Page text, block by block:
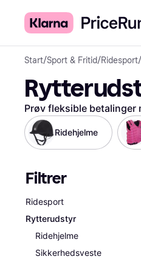
Start/Sport & Fritid/Ridesport/
Prøv fleksible betalinger
Ridehjelme
Filtrer
Ridesport
Rytterudstyr
Ridehjelme
Sikkerhedsveste